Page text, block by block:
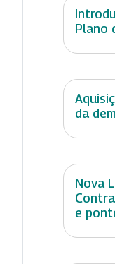
Plano
da
Nova
e